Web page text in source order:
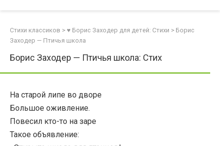
Стихи классиков > ♥ Борис Заходер для детей: Стихи > Борис
Заходер — Птичья школа
Борис Заходер — Птичья школа: Стих
На старой липе во дворе
Большое оживление.
Повесил кто-то на заре
Такое объявление: